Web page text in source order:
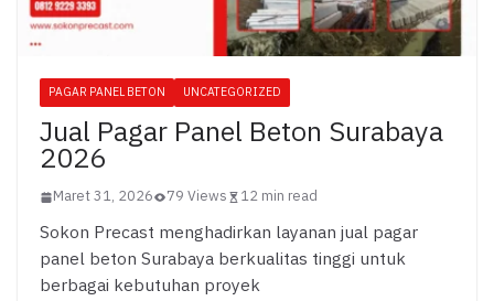
PAGAR PANEL BETON UNCATEGORIZED
Jual Pagar Panel Beton Surabaya
2026
Maret 31, 2026 79 Views 12 min read
Sokon Precast menghadirkan layanan jual pagar
panel beton Surabaya berkualitas tinggi untuk
berbagai kebutuhan proyek